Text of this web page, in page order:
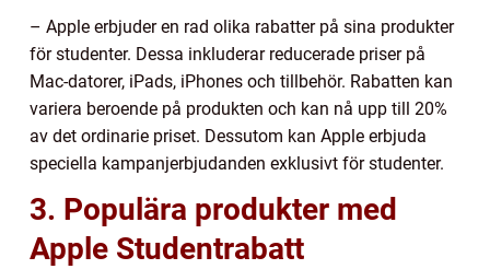
– Apple erbjuder en rad olika rabatter på sina produkter
för studenter. Dessa inkluderar reducerade priser på
Mac-datorer, iPads, iPhones och tillbehör. Rabatten kan
variera beroende på produkten och kan nå upp till 20%
av det ordinarie priset. Dessutom kan Apple erbjuda
speciella kampanjerbjudanden exklusivt för studenter.
3. Populära produkter med
Apple Studentrabatt